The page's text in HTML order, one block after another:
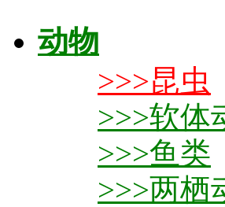
动物
>>>昆虫
>>>软体
>>>鱼类
>>>两栖